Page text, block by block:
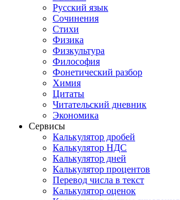
Русский язык
Сочинения
Стихи
Физика
Физкультура
Философия
Фонетический разбор
Химия
Цитаты
Читательский дневник
Экономика
Сервисы
Калькулятор дробей
Калькулятор НДС
Калькулятор дней
Калькулятор процентов
Перевод числа в текст
Калькулятор оценок